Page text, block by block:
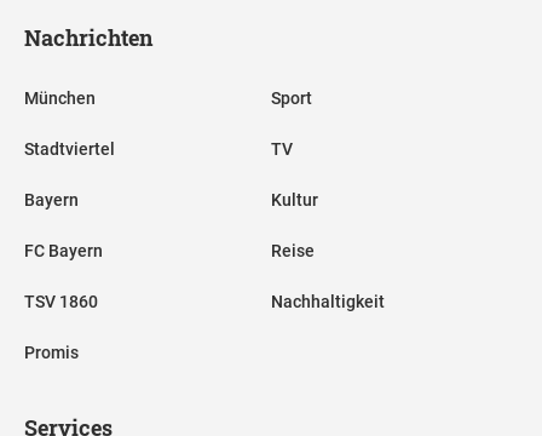
Nachrichten
München
Stadtviertel
Bayern
FC Bayern
TSV 1860
Promis
Sport
TV
Kultur
Reise
Nachhaltigkeit
Services